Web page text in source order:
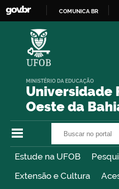
COMUNICA BR
Universidade
Oeste da
MINISTÉRIO DA EDUCAÇÃO
Estude na UFOB
Extensão e Cultura